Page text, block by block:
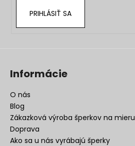
PRIHLÁSIŤ SA
Informácie
O nás
Blog
Zákazková výroba šperkov na mieru
Doprava
Ako sa u nás vyrábajú šperky